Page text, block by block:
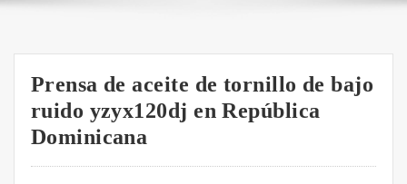
Prensa de aceite de tornillo de bajo
ruido yzyx120dj en República
Dominicana